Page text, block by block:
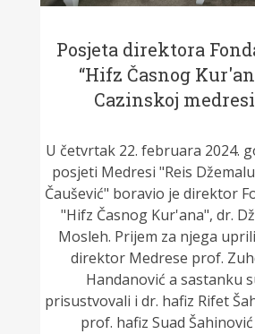
Posjeta direktora
“Hifz Časnog
Cazinskoj medresi
U četvrtak 22. februara 2024.
posjeti Medresi "Reis
Čaušević" boravio je direktor
"Hifz Časnog Kur'ana", dr.
Mosleh. Prijem za njega
direktor Medrese prof.
Handanović a sastanku
prisustvovali i dr. hafiz Rifet
prof. hafiz Suad Šahinović